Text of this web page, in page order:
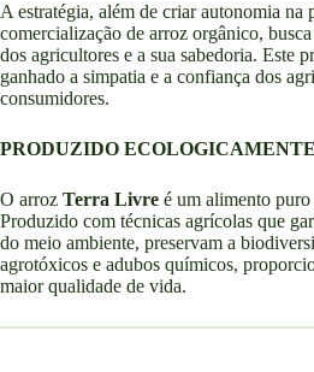
A estratégia, além de criar autonomia na
comercialização de arroz orgânico,
dos agricultores e a sua sabedoria. Este
ganhado a simpatia e a confiança dos
consumidores.
PRODUZIDO ECOLOGICAMENTE
O arroz Terra Livre é um alimento puro
Produzido com técnicas agrícolas que
do meio ambiente, preservam a
agrotóxicos e adubos químicos,
maior qualidade de vida.